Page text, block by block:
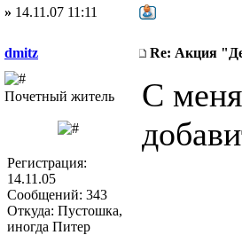
» 14.11.07 11:11
dmitz Re: Акция
Почетный житель
Регистрация:
14.11.05
Сообщений: 343
Откуда: Пустошка,
иногда Питер
С